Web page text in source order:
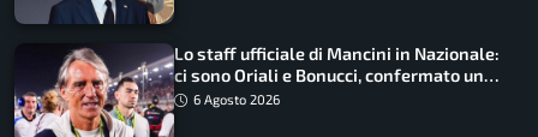
Lo staff ufficiale di Mancini in Nazionale:
ci sono Oriali e Bonucci, confermato un
ritorno
6 Agosto 2026